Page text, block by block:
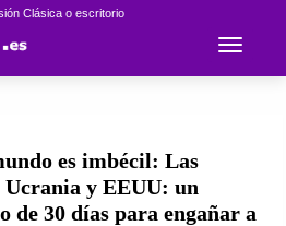
Clásica o escritorio
Toggle
es imbécil: Las
Ucrania y EEUU: un
de 30 días para engañar a